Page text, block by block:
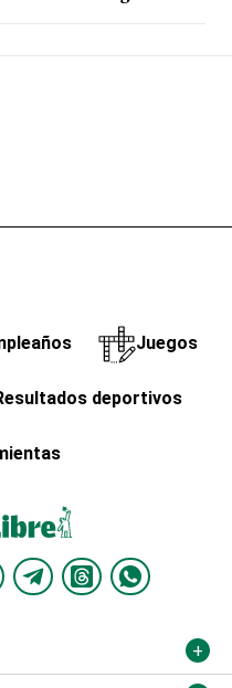
Juegos
deportivos